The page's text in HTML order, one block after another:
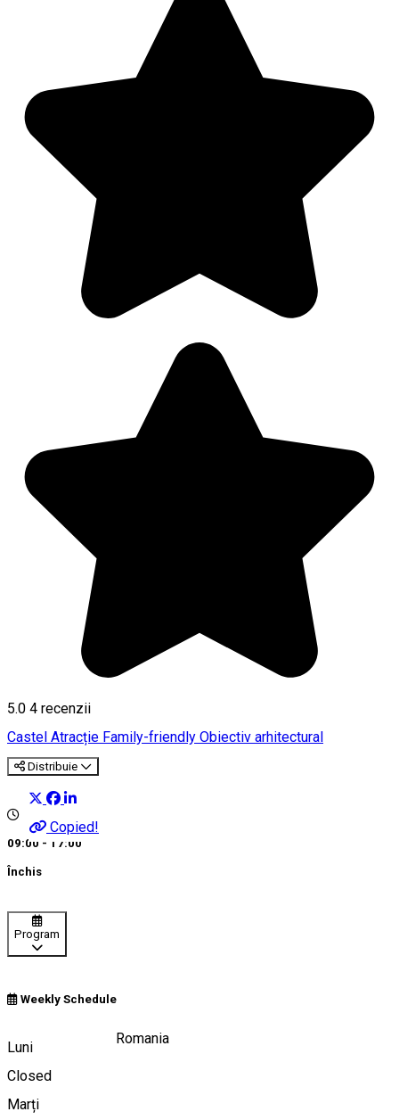
5.0 4 recenzii
Castel Atracție Family-friendly Obiectiv arhitectural
Distribuie
Copied!
09:00 - 17:00
Închis
Program
Weekly Schedule
Luni
Closed
Marți
Lăzarea 537135, Romania
Hartă